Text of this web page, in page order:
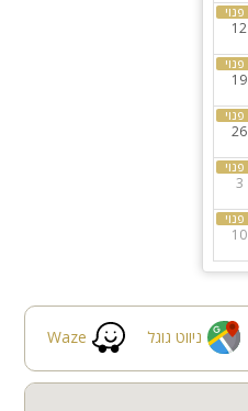
12
19
26
3
10
Waze ניווט גוגל